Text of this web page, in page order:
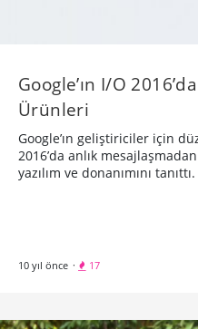
Google’ın I/O
Ürünleri
Google’ın geliştiriciler için
2016’da anlık
yazılım ve donanımını tanıttı.
10 yıl önce · 17